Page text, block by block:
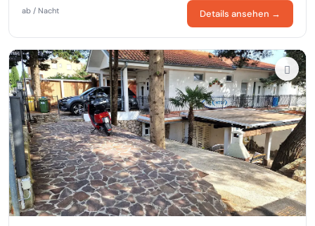
ab / Nacht Details ansehen →